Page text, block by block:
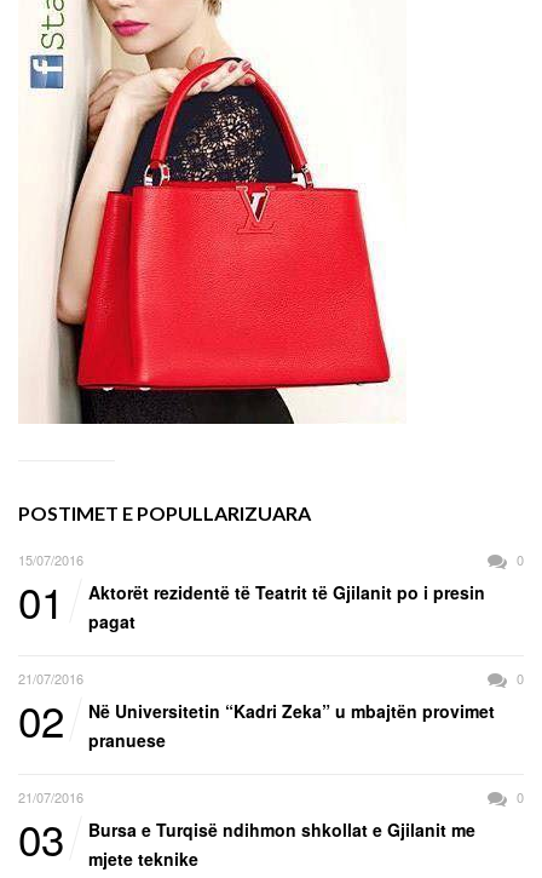
POSTIMET E POPULLARIZUARA
15/07/2016 0
01
Aktorët rezidentë të Teatrit të Gjilanit po i presin
pagat
21/07/2016 0
02
Në Universitetin “Kadri Zeka” u mbajtën provimet
pranuese
21/07/2016 0
03
Bursa e Turqisë ndihmon shkollat e Gjilanit me
mjete teknike